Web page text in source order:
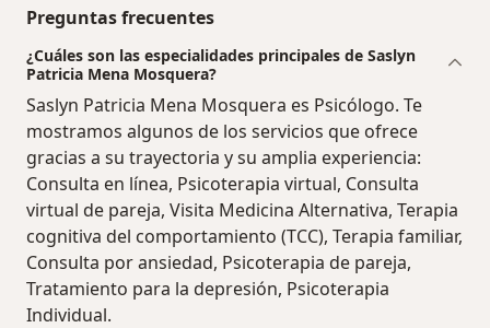
Preguntas frecuentes
¿Cuáles son las especialidades principales de Saslyn
Patricia Mena Mosquera?
Saslyn Patricia Mena Mosquera es Psicólogo. Te
mostramos algunos de los servicios que ofrece
gracias a su trayectoria y su amplia experiencia:
Consulta en línea, Psicoterapia virtual, Consulta
virtual de pareja, Visita Medicina Alternativa, Terapia
cognitiva del comportamiento (TCC), Terapia familiar,
Consulta por ansiedad, Psicoterapia de pareja,
Tratamiento para la depresión, Psicoterapia
Individual.